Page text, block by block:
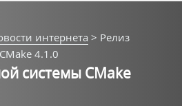
интернета > Релиз
4.1.0
системы CMake